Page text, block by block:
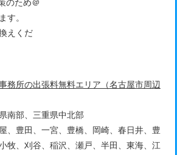
のため＠
す。
えくだ
務所の出張料無料エリア（名古屋市周辺
南部、三重県中北部
、豊田、一宮、豊橋、岡崎、春日井、豊
牧、刈谷、稲沢、瀬戸、半田、東海、江